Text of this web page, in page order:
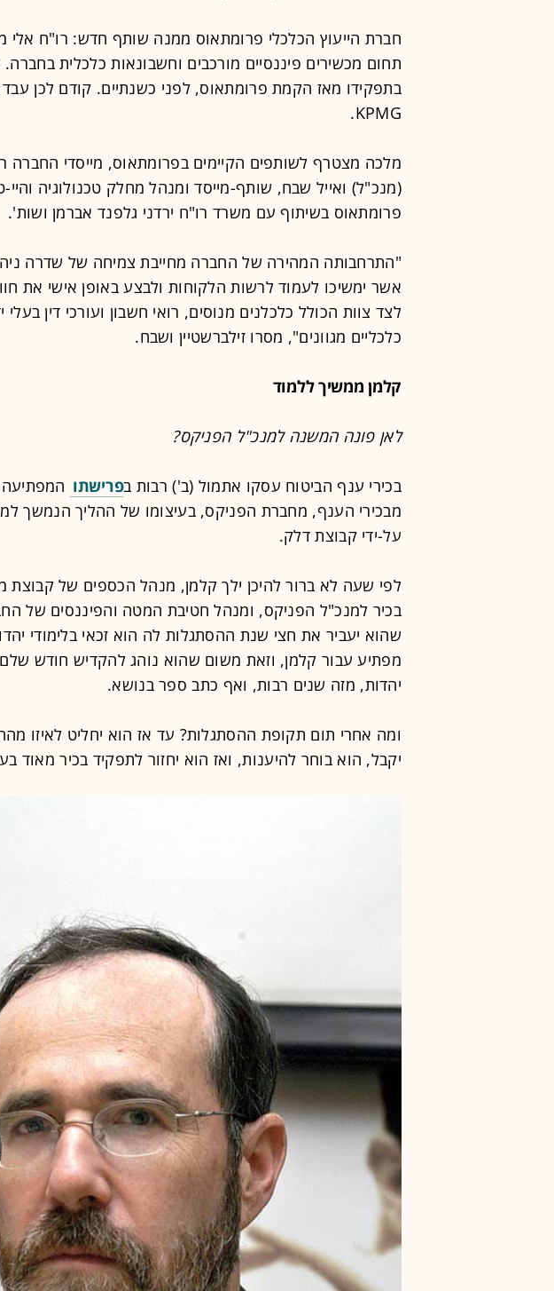
חברת הייעוץ הכלכלי פרומתאוס ממנה שותף חדש: רו"ח
בתפקידו מאז הקמת פרומתאוס, לפני כשנתיים. קודם לכן עבד
KPMG.
מלכה מצטרף לשותפים הקיימים בפרומתאוס, מייסדי החברה
(מנכ"ל) ואייל שבח, שותף-מייסד ומנהל מחלק טכנולוגיה
פרומתאוס בשיתוף עם משרד רו"ח ירדני גלפנד אברמן ושות'.
"התרחבותה המהירה של החברה מחייבת צמיחה של שדרה
אשר ימשיכו לעמוד לרשות הלקוחות ולבצע באופן אישי את
לצד צוות הכולל כלכלנים מנוסים, רואי חשבון ועורכי דין
כלכליים מגוונים", מסרו זילברשטיין ושבח.
קלמן ממשיך ללמוד
לאן פונה המשנה למנכ"ל הפניקס?
בכירי ענף הביטוח עסקו אתמול (ב') רבות בפרישתו
מבכירי הענף, מחברת הפניקס, בעיצומו של ההליך הנמשך
על-ידי קבוצת דלק.
לפי שעה לא ברור להיכן ילך קלמן, מנהל הכספים של קבוצת
בכיר למנכ"ל הפניקס, ומנהל חטיבת המטה והפיננסים של
שהוא יעביר את חצי שנת ההסתגלות לה הוא זכאי בלימודי
מפתיע עבור קלמן, וזאת משום שהוא נוהג להקדיש חודש שלם
יהדות, מזה שנים רבות, ואף כתב ספר בנושא.
ומה אחרי תום תקופת ההסתגלות? עד אז הוא יחליט לאיזו
יקבל, הוא בוחר להיענות, ואז הוא יחזור לתפקיד בכיר מאוד